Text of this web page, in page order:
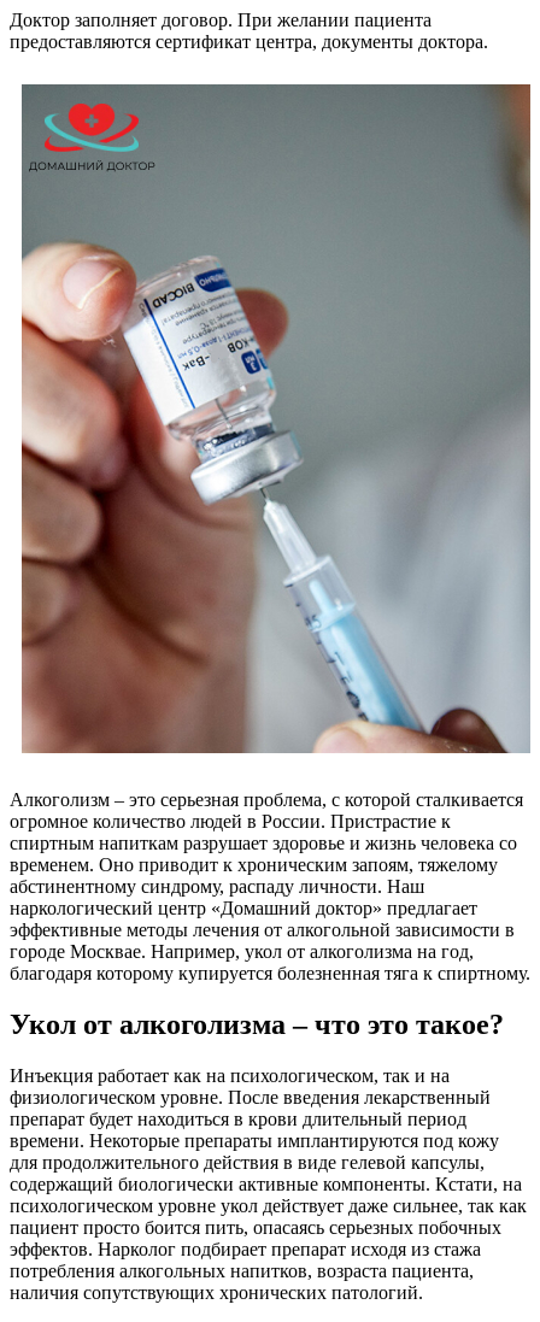
Доктор заполняет договор. При желании пациента
предоставляются сертификат центра, документы доктора.
Алкоголизм – это серьезная проблема, с которой сталкивается
огромное количество людей в России. Пристрастие к
спиртным напиткам разрушает здоровье и жизнь человека со
временем. Оно приводит к хроническим запоям, тяжелому
абстинентному синдрому, распаду личности. Наш
наркологический центр «Домашний доктор» предлагает
эффективные методы лечения от алкогольной зависимости в
городе Москвае. Например, укол от алкоголизма на год,
благодаря которому купируется болезненная тяга к спиртному.
Укол от алкоголизма – что это такое?
Инъекция работает как на психологическом, так и на
физиологическом уровне. После введения лекарственный
препарат будет находиться в крови длительный период
времени. Некоторые препараты имплантируются под кожу
для продолжительного действия в виде гелевой капсулы,
содержащий биологически активные компоненты. Кстати, на
психологическом уровне укол действует даже сильнее, так как
пациент просто боится пить, опасаясь серьезных побочных
эффектов. Нарколог подбирает препарат исходя из стажа
потребления алкогольных напитков, возраста пациента,
наличия сопутствующих хронических патологий.